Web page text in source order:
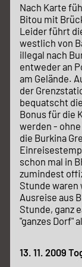
Nach Karte
Bitou mit
Leider führt
westlich von
illegal nach
entweder an
am Gelände.
der
bequatscht
Bonus für die
werden -
die Burkina
schon mal in
zumindest
Stunde waren
Ausreise aus
Stunde, ganz
"ganzes Dorf"
13. 11. 2009